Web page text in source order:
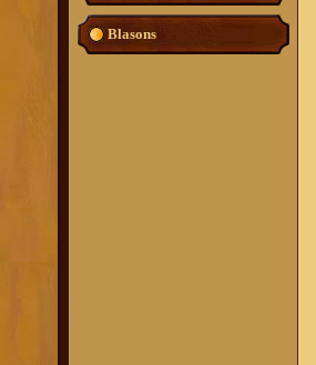
Blasons